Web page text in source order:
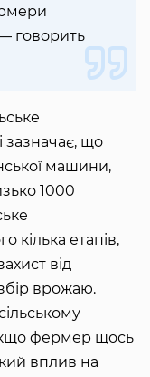
говорить
зазначає, що
машини,
1000
кілька етапів,
від
врожаю.
фермер щось
вплив на